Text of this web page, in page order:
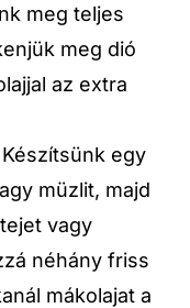
meg teljes
meg dió
az extra
Készítsünk egy
müzlit, majd
vagy
néhány friss
mákolajat a